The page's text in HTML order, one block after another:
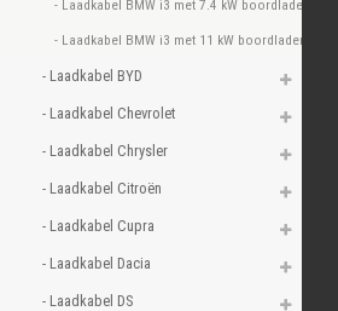
- Laadkabel BMW i3 met 7.4 kW boordlader
- Laadkabel BMW i3 met 11 kW boordlader
- Laadkabel BYD
- Laadkabel Chevrolet
- Laadkabel Chrysler
- Laadkabel Citroën
- Laadkabel Cupra
- Laadkabel Dacia
- Laadkabel DS